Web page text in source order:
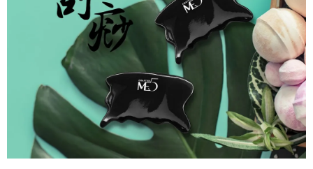
請求用戶進行身份認證。
５．嚴禁一人註冊多個帳號或使用他人資訊註冊。若發現惡意使用之情形，
恩沛科技股份有限公司將有權停止該用戶之使用額度並採取法律行動。